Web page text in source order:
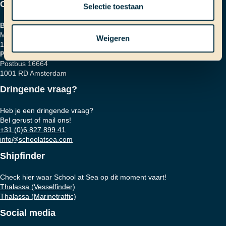
Selectie toestaan
Weigeren
Contactgegevens
Bezoekadres
Marinierskade 59
1018 HZ Amsterdam
Postadres
Postbus 16664
1001 RD Amsterdam
Dringende vraag?
Heb je een dringende vraag?
Bel gerust of mail ons!
+31 (0)6 827 899 41
info@schoolatsea.com
Shipfinder
Check hier waar School at Sea op dit moment vaart!
Thalassa (Vesselfinder)
Thalassa (Marinetraffic)
Social media